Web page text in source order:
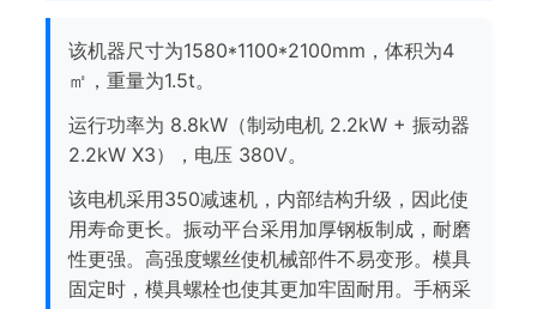
该机器尺寸为1580*1100*2100mm，体积为4
㎡，重量为1.5t。
运行功率为 8.8kW（制动电机 2.2kW + 振动器
2.2kW X3），电压 380V。
该电机采用350减速机，内部结构升级，因此使
用寿命更长。振动平台采用加厚钢板制成，耐磨
性更强。高强度螺丝使机械部件不易变形。模具
固定时，模具螺栓也使其更加牢固耐用。手柄采